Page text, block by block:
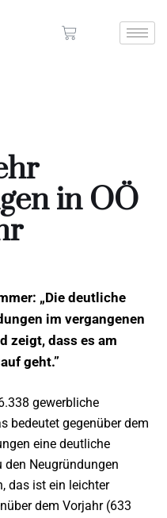
in OÖ
„Die deutliche
im vergangenen
zeigt, dass es am
geht.”
gewerbliche
bedeutet gegenüber dem
eine deutliche
den Neugründungen
das ist ein leichter
dem Vorjahr (633